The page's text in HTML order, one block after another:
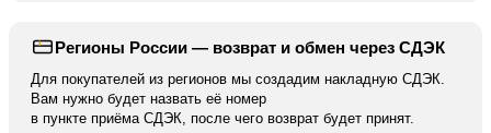
Регионы России — возврат и обмен через СДЭК
Для покупателей из регионов мы создадим накладную СДЭК.
Вам нужно будет назвать её номер
в пункте приёма СДЭК, после чего возврат будет принят.